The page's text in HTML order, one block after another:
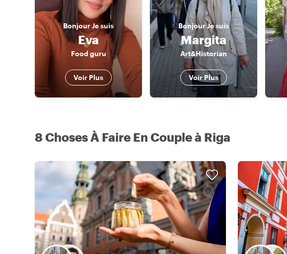
BonjourJe suis
Eva
Food guru
Voir Plus
BonjourJe suis
Margita
Art&Historian
Voir Plus
8 Choses À Faire En Couple à Riga